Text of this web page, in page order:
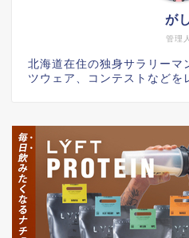
管理人
がし
北海道在住の独身サラリーマ
ツウェア、コンテストなどを